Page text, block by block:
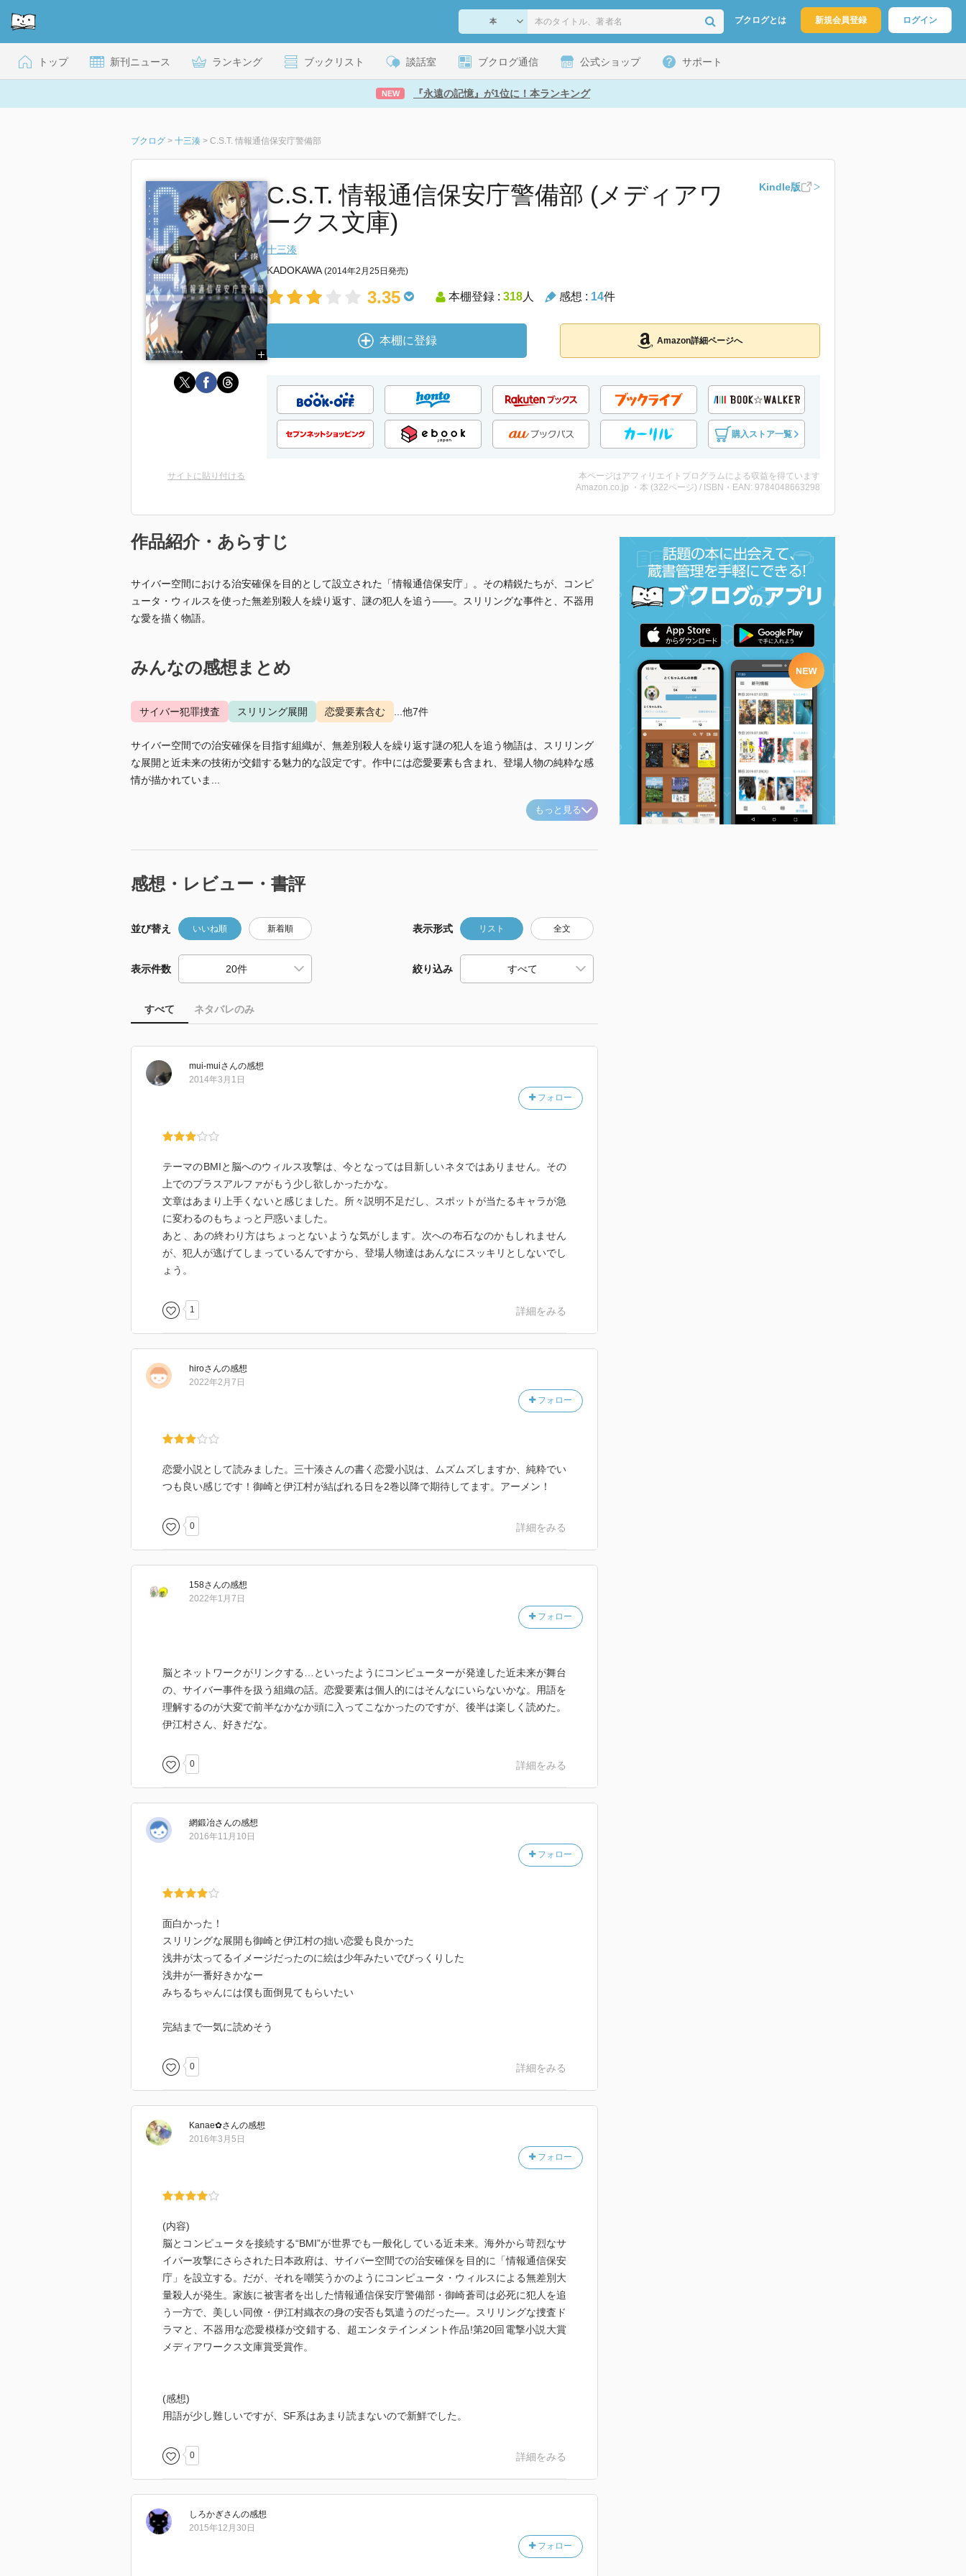
ブクログとは 新規会員登録 ログイン
トップ 新刊ニュース ランキング ブックリスト 談話室 ブクログ通信 公式ショップ サポート
NEW 『永遠の記憶』が1位に！本ランキング
ブクログ > 十三湊 > C.S.T. 情報通信保安庁警備部
C.S.T. 情報通信保安庁警備部 (メディアワ
ークス文庫)
Kindle版
十三湊
KADOKAWA(2014年2月25日発売)
3.35 本棚登録 : 318人 感想 : 14件
本棚に登録 Amazon詳細ページへ
購入ストア一覧
サイトに貼り付ける
本ページはアフィリエイトプログラムによる収益を得ています
Amazon.co.jp ・本 (322ページ) / ISBN・EAN: 9784048663298
作品紹介・あらすじ
サイバー空間における治安確保を目的として設立された「情報通信保安庁」。その精鋭たちが、コンピ
ュータ・ウィルスを使った無差別殺人を繰り返す、謎の犯人を追う――。スリリングな事件と、不器用
な愛を描く物語。
みんなの感想まとめ
サイバー犯罪捜査 スリリング展開 恋愛要素含む ...他7件
サイバー空間での治安確保を目指す組織が、無差別殺人を繰り返す謎の犯人を追う物語は、スリリング
な展開と近未来の技術が交錯する魅力的な設定です。作中には恋愛要素も含まれ、登場人物の純粋な感
情が描かれていま...
もっと見る
感想・レビュー・書評
並び替え いいね順 新着順 表示形式 リスト 全文
表示件数 絞り込み
すべて ネタバレのみ
mui-muiさんの感想
フォロー
2014年3月1日
テーマのBMIと脳へのウィルス攻撃は、今となっては目新しいネタではありません。その
上でのプラスアルファがもう少し欲しかったかな。
文章はあまり上手くないと感じました。所々説明不足だし、スポットが当たるキャラが急
に変わるのもちょっと戸惑いました。
あと、あの終わり方はちょっとないような気がします。次への布石なのかもしれません
が、犯人が逃げてしまっているんですから、登場人物達はあんなにスッキリとしないでし
ょう。
1 詳細をみる
hiroさんの感想
フォロー
2022年2月7日
恋愛小説として読みました。三十湊さんの書く恋愛小説は、ムズムズしますか、純粋でい
つも良い感じです！御崎と伊江村が結ばれる日を2巻以降で期待してます。アーメン！
0 詳細をみる
158さんの感想
フォロー
2022年1月7日
脳とネットワークがリンクする…といったようにコンピューターが発達した近未来が舞台
の、サイバー事件を扱う組織の話。恋愛要素は個人的にはそんなにいらないかな。用語を
理解するのが大変で前半なかなか頭に入ってこなかったのですが、後半は楽しく読めた。
伊江村さん、好きだな。
0 詳細をみる
網鍛冶さんの感想
フォロー
2016年11月10日
面白かった！
スリリングな展開も御崎と伊江村の拙い恋愛も良かった
浅井が太ってるイメージだったのに絵は少年みたいでびっくりした
浅井が一番好きかなー
みちるちゃんには僕も面倒見てもらいたい
完結まで一気に読めそう
0 詳細をみる
Kanae✿さんの感想
フォロー
2016年3月5日
(内容)
脳とコンピュータを接続する“BMI”が世界でも一般化している近未来。海外から苛烈なサ
イバー攻撃にさらされた日本政府は、サイバー空間での治安確保を目的に「情報通信保安
庁」を設立する。だが、それを嘲笑うかのようにコンピュータ・ウィルスによる無差別大
量殺人が発生。家族に被害者を出した情報通信保安庁警備部・御崎蒼司は必死に犯人を追
う一方で、美しい同僚・伊江村織衣の身の安否も気遣うのだった―。スリリングな捜査ド
ラマと、不器用な恋愛模様が交錯する、超エンタテインメント作品!第20回電撃小説大賞
メディアワークス文庫賞受賞作。
(感想)
用語が少し難しいですが、SF系はあまり読まないので新鮮でした。
0 詳細をみる
しろかぎさんの感想
フォロー
2015年12月30日